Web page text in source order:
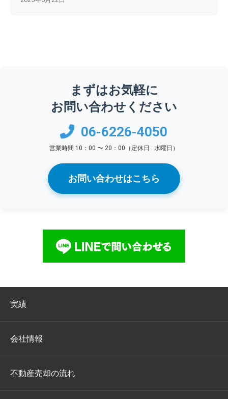
まずはお気軽に
お問い合わせください
06-6226-4050
営業時間 10：00 〜 20：00（定休日 : 水曜日）
お問い合わせはこちら
実績
会社情報
不動産売却の流れ